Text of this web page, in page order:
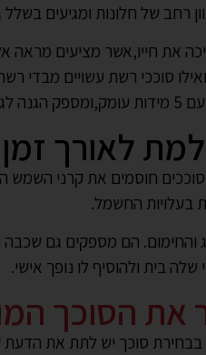
רחב של חלונות ומגיעים בשלל
את חייו,אשר מציעים מראה
סוככי רשת עשויים מבדי
לאורך זמן
חוסמים את קרני השמש
בעלויות החשמל.
והחימום. הם מספקים גם
בית ולהוסיף לו נופך אישי.
את הסוכך
סוכך יש לתת את הדעת